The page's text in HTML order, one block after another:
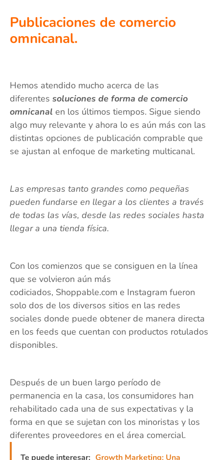
Publicaciones de comercio
omnicanal.
Hemos atendido mucho acerca de las
diferentes soluciones de forma de comercio
omnicanal en los últimos tiempos. Sigue siendo
algo muy relevante y ahora lo es aún más con las
distintas opciones de publicación comprable que
se ajustan al enfoque de marketing multicanal.
Las empresas tanto grandes como pequeñas
pueden fundarse en llegar a los clientes a través
de todas las vías, desde las redes sociales hasta
llegar a una tienda física.
Con los comienzos que se consiguen en la línea
que se volvieron aún más
codiciados, Shoppable.com e Instagram fueron
solo dos de los diversos sitios en las redes
sociales donde puede obtener de manera directa
en los feeds que cuentan con productos rotulados
disponibles.
Después de un buen largo período de
permanencia en la casa, los consumidores han
rehabilitado cada una de sus expectativas y la
forma en que se sujetan con los minoristas y los
diferentes proveedores en el área comercial.
Te puede interesar: Growth Marketing: Una